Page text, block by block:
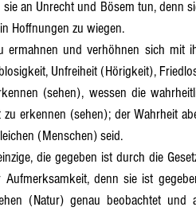
Abschnitt 16 Abschnitt
an Unrecht und Bösem tun, denn
Hoffnungen zu wiegen.
Unfreiheit (Hörigkeit),
erkennen (sehen); der Wahrheit
(Menschen) seid.
denn sie ist
(Natur) genau beobachtet und